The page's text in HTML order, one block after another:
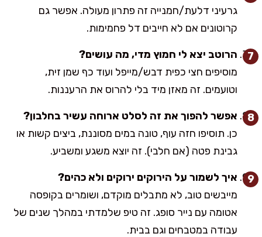
גרעיני דלעת/חמנייה זה פתרון מעולה. אפשר גם
קרוטונים אם לא חייבים דל פחמימות.
הרוטב יצא לי חמוץ מדי, מה עושים?
מוסיפים חצי כפית דבש/מייפל ועוד כף שמן זית,
וטועמים. זה מאזן מיד בלי להרוס את הרעננות.
אפשר להפוך את זה לסלט ארוחה עשיר בחלבון?
כן. תוסיפו חזה עוף, טונה במים מסוננת, ביצים קשות או
גבינת פטה (אם חלבי). זה יוצא משגע ומשביע.
איך לשמור על הירוקים ירוקים ולא כהים?
מייבשים טוב, לא מתבלים מוקדם, ושומרים בקופסה
אטומה עם נייר סופג. זה טיפ שלמדתי במהלך שנים של
עבודה במטבחים וגם בבית.